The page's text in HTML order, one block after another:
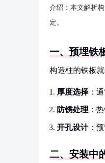
介绍： 本文解析
定。
一、预埋铁
构造柱的铁板
厚度选择 ：
防锈处理 ：
开孔设计：
二、安装中